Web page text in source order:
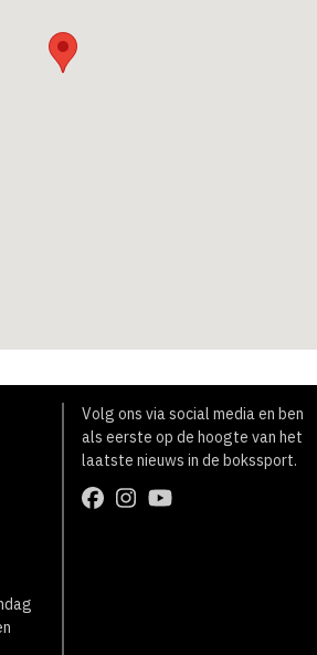
Volg ons via social media en ben
als eerste op de hoogte van het
laatste nieuws in de bokssport.